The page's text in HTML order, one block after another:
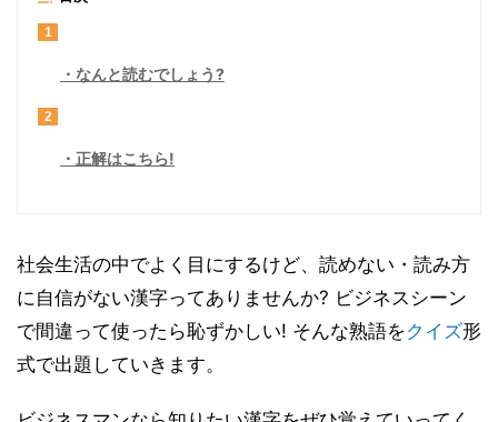
1
なんと読むでしょう?
2
正解はこちら!
社会生活の中でよく目にするけど、読めない・読み方
に自信がない漢字ってありませんか? ビジネスシーン
で間違って使ったら恥ずかしい! そんな熟語をクイズ形
式で出題していきます。